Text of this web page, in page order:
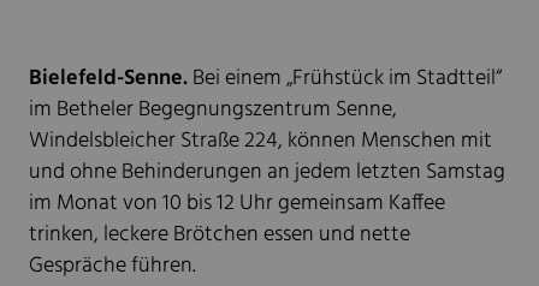
Bielefeld-Senne.Bei einem „Frühstück im Stadtteil“
im Betheler Begegnungszentrum Senne,
Windelsbleicher Straße 224, können Menschen mit
und ohne Behinderungen an jedem letzten Samstag
im Monat von 10 bis 12 Uhr gemeinsam Kaffee
trinken, leckere Brötchen essen und nette
Gespräche führen.